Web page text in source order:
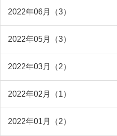
2022年06月（3）
2022年05月（3）
2022年03月（2）
2022年02月（1）
2022年01月（2）